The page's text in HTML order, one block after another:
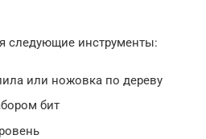
следующие инструменты:
или ножовка по дереву
бит